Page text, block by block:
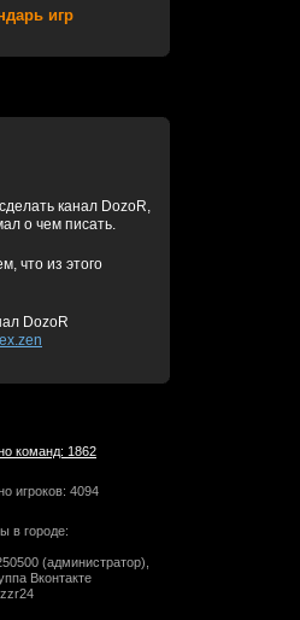
игр
канал DozoR,
о чем писать.
что из этого
DozoR
команд: 1862
игроков: 4094
в городе:
(администратор),
Вконтакте